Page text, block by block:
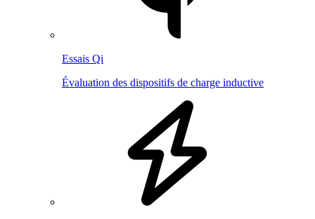
Essais Qi
Évaluation des dispositifs de charge inductive